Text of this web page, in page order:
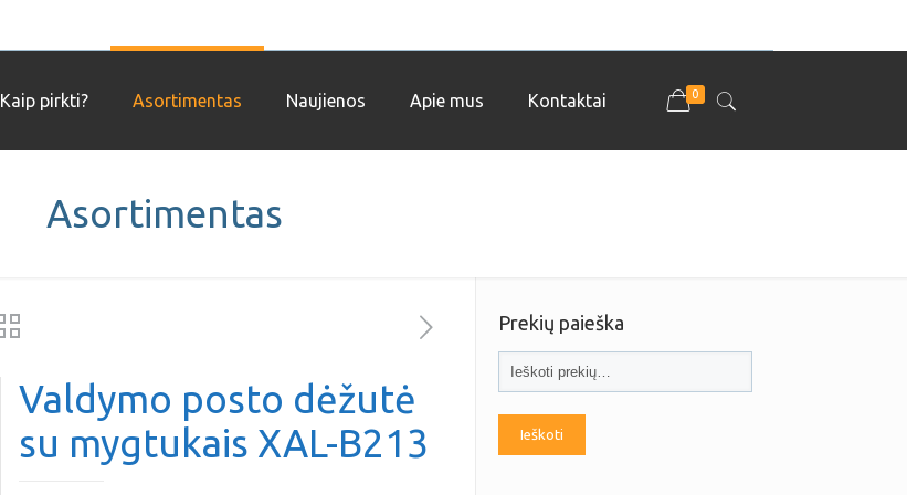
Kaip pirkti? Asortimentas Naujienos Apie mus Kontaktai 0
Asortimentas
Valdymo posto dėžutė
su mygtukais XAL-B213
Prekių paieška
Ieškoti